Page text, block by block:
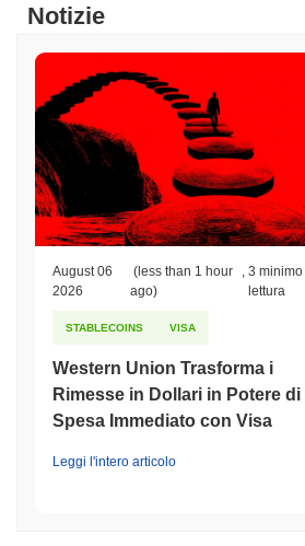
Notizie
August 06
2026
(less than 1 hour
ago)
3 minimo
lettura
STABLECOINS VISA
Western Union Trasforma i
Rimesse in Dollari in Potere di
Spesa Immediato con Visa
Leggi l'intero articolo